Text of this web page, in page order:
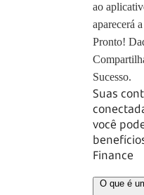
ao
aparecerá
Pronto!
Sucesso.
Suas
você
Finance
O que é